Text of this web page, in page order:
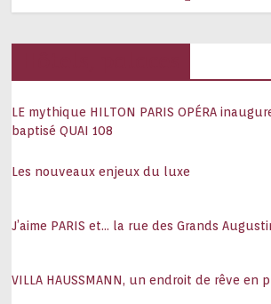
LE mythique HILTON PARIS OPÉRA
baptisé QUAI 108
Les nouveaux enjeux du luxe
J’aime PARIS et… la rue des Grands
VILLA HAUSSMANN, un endroit de rêve en